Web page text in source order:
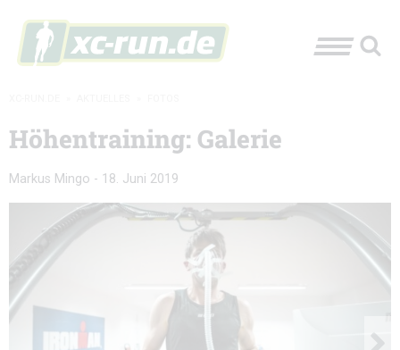
Höhentraining: Galerie
Markus Mingo - 18. Juni 2019